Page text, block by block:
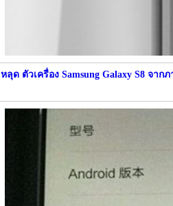
หลุด ตัวเครื่อง Samsung Galaxy S8 จาก